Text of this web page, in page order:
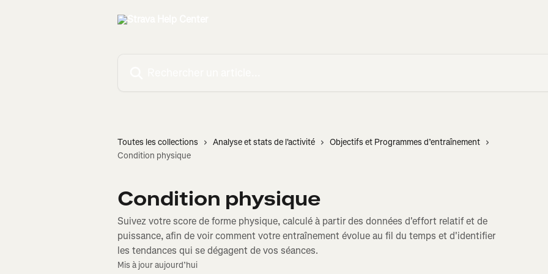
Toutes les collections Analyse et stats de l'activité
Objectifs et Programmes d’entraînement
Condition physique
Condition physique
Suivez votre score de forme physique, calculé à partir des données d'effort relatif et de
puissance, afin de voir comment votre entraînement évolue au fil du temps et d'identifier
les tendances qui se dégagent de vos séances.
Mis à jour aujourd’hui